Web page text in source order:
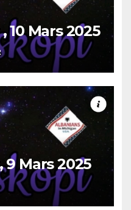
10 Mars 2025
Mars 2025